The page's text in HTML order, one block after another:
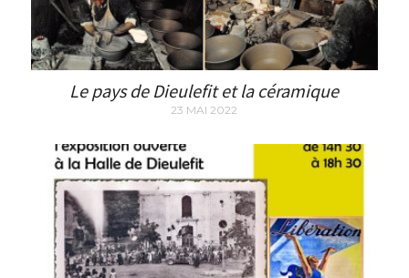
Le pays de Dieulefit et la céramique
23 MAI 2022